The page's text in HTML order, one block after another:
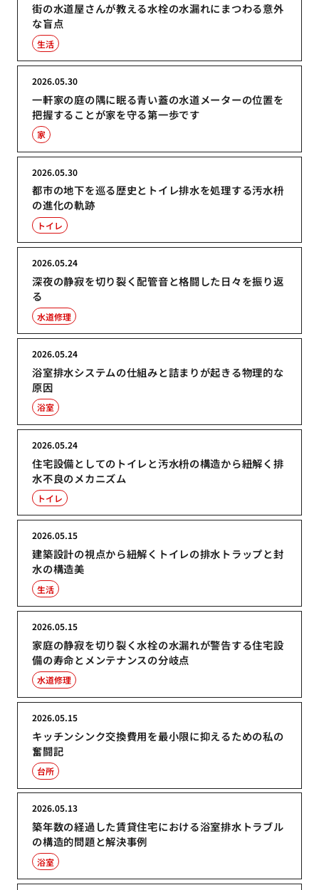
街の水道屋さんが教える水栓の水漏れにまつわる意外
な盲点
生活
一軒家の庭の隅に眠る青い蓋の水道メーターの位置を
把握することが家を守る第一歩です
2026.05.30
家
都市の地下を巡る歴史とトイレ排水を処理する汚水枡
の進化の軌跡
2026.05.30
トイレ
深夜の静寂を切り裂く配管音と格闘した日々を振り返
る
2026.05.24
水道修理
浴室排水システムの仕組みと詰まりが起きる物理的な
原因
2026.05.24
浴室
住宅設備としてのトイレと汚水枡の構造から紐解く排
水不良のメカニズム
2026.05.24
トイレ
建築設計の視点から紐解くトイレの排水トラップと封
水の構造美
2026.05.15
生活
家庭の静寂を切り裂く水栓の水漏れが警告する住宅設
備の寿命とメンテナンスの分岐点
2026.05.15
水道修理
キッチンシンク交換費用を最小限に抑えるための私の
奮闘記
2026.05.15
台所
築年数の経過した賃貸住宅における浴室排水トラブル
の構造的問題と解決事例
2026.05.13
浴室